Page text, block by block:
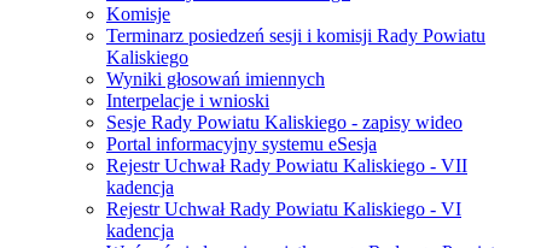
Komisje
Terminarz posiedzeń sesji i komisji Rady Powiatu
Kaliskiego
Wyniki głosowań imiennych
Interpelacje i wnioski
Sesje Rady Powiatu Kaliskiego - zapisy wideo
Portal informacyjny systemu eSesja
Rejestr Uchwał Rady Powiatu Kaliskiego - VII
kadencja
Rejestr Uchwał Rady Powiatu Kaliskiego - VI
kadencja